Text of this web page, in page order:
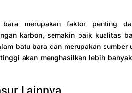
merupakan faktor penting
karbon, semakin baik kualitas
batu bara dan merupakan sumber
akan menghasilkan lebih
Lainnya